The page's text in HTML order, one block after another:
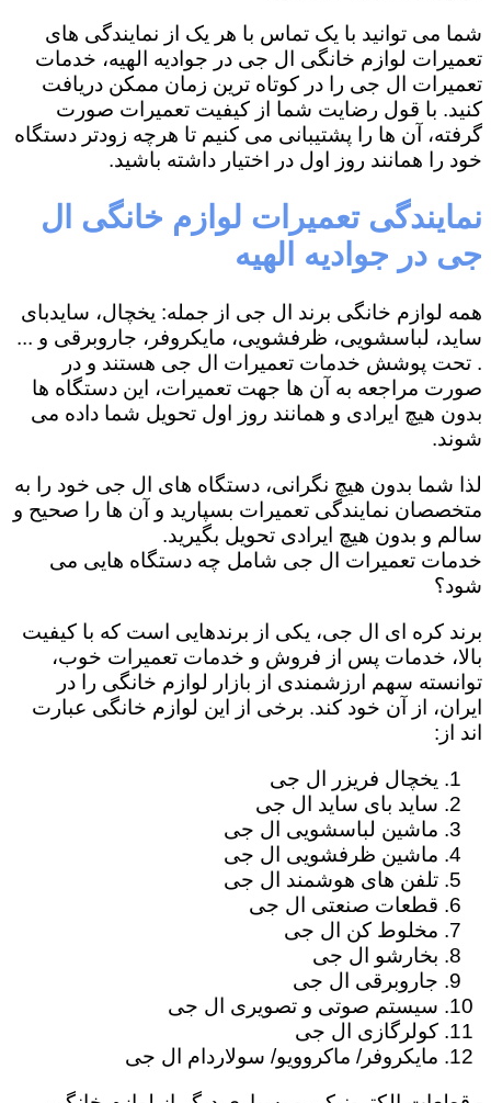
شما می توانید با یک تماس با هر یک از نمایندگی های
تعمیرات لوازم خانگی ال جی در جوادیه الهیه، خدمات
تعمیرات ال جی را در کوتاه ترین زمان ممکن دریافت
کنید. با قول رضایت شما از کیفیت تعمیرات صورت
گرفته، آن ها را پشتیبانی می کنیم تا هرچه زودتر دستگاه
خود را همانند روز اول در اختیار داشته باشید.
نمایندگی تعمیرات لوازم خانگی ال
جی در جوادیه الهیه
همه لوازم خانگی برند ال جی از جمله: یخچال، سایدبای
ساید، لباسشویی، ظرفشویی، مایکروفر، جاروبرقی و ...
. تحت پوشش خدمات تعمیرات ال جی هستند و در
صورت مراجعه به آن ها جهت تعمیرات، این دستگاه ها
بدون هیچ ایرادی و همانند روز اول تحویل شما داده می
شوند.
لذا شما بدون هیچ نگرانی، دستگاه های ال جی خود را به
متخصصان نمایندگی تعمیرات بسپارید و آن ها را صحیح و
سالم و بدون هیچ ایرادی تحویل بگیرید.
خدمات تعمیرات ال جی شامل چه دستگاه هایی می
شود؟
برند کره ای ال جی، یکی از برندهایی است که با کیفیت
بالا، خدمات پس از فروش و خدمات تعمیرات خوب،
توانسته سهم ارزشمندی از بازار لوازم خانگی را در
ایران، از آن خود کند. برخی از این لوازم خانگی عبارت
اند از:
یخچال فریزر ال جی
ساید بای ساید ال جی
ماشین لباسشویی ال جی
ماشین ظرفشویی ال جی
تلفن های هوشمند ال جی
قطعات صنعتی ال جی
مخلوط کن ال جی
بخارشو ال جی
جاروبرقی ال جی
سیستم صوتی و تصویری ال جی
کولرگازی ال جی
مایکروفر/ ماکروویو/ سولاردام ال جی